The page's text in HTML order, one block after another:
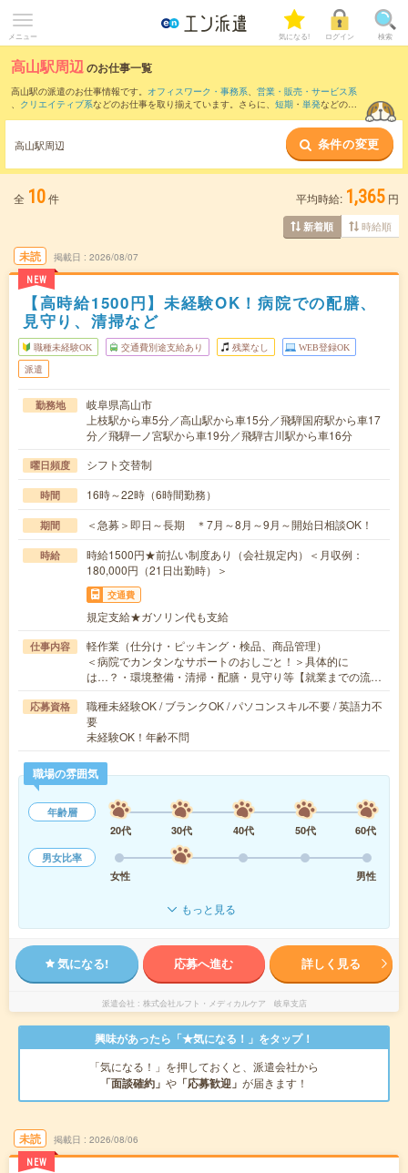
メニュー 気になる! ログイン 検索
高山駅周辺のお仕事一覧
高山駅の派遣のお仕事情報です。 オフィスワーク・事務系、 営業・販売・サービス系
、 クリエイティブ系などのお仕事を取り揃えています。さらに、 短期 ・ 単発などの期
また、飛騨国府駅
など近隣駅のお仕
事もご確認いただけます。
高山駅周辺 条件の変更
全 10件 平均時給: 1,365 円
新着順 時給順
未読
NEW
掲載日 2026/08/07
【高時給1500円】未経験OK！病院での配膳、
見守り、清掃など
職種未経験OK 交通費別途支給あり 残業なし WEB登録OK
派遣
勤務地
岐阜県高山市
上枝駅から車5分／高山駅から車15分／飛騨国府駅から車17
分／飛騨一ノ宮駅から車19分／飛騨古川駅から車16分
曜日頻度 シフト交替制
時間 16時～22時（6時間勤務）
期間 ＜急募＞即日～長期 ＊7月～8月～9月～開始日相談OK！
時給
時給1500円★前払い制度あり（会社規定内）＜月収例：
180,000円（21日出勤時）＞
交通費
規定支給★ガソリン代も支給
仕事内容
軽作業（仕分け・ピッキング・検品、商品管理）
＜病院でカンタンなサポートのおしごと！＞具体的に
は…？・環境整備・清掃・配膳・見守り等【就業までの流…
応募資格
職種未経験OK / ブランクOK / パソコンスキル不要 / 英語力不
要
未経験OK！年齢不問
職場の雰囲気
年齢層
20代
30代 40代 50代
60代
男女比率
女性
男性
もっと見る
気になる! 応募へ進む 詳しく見る
派遣会社 株式会社ルフト・メディカルケア 岐阜支店
興味があったら「★気になる！」をタップ！
「気になる！」を押しておくと、派遣会社から
「面談確約」 や 「応募歓迎」 が届きます！
未読
NEW
掲載日 2026/08/06